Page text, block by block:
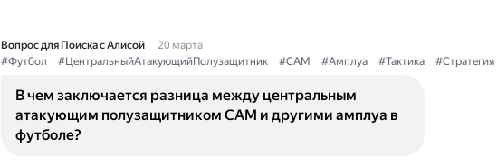
Вопрос для Поиска с Алисой
20 марта
#Футбол
#ЦентральныйАтакующийПолузащитник #CAM #Амплуа #Тактика #Стратегия
В чем заключается разница между центральным
атакующим полузащитником CAM и другими амплуа в
футболе?